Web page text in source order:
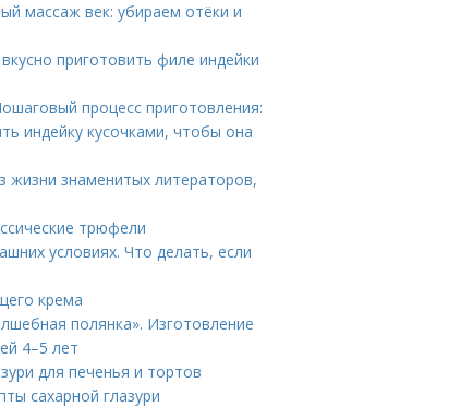
массаж век: убираем отёки и
приготовить филе индейки
процесс приготовления:
индейку кусочками, чтобы она
жизни знаменитых литераторов,
трюфели
условиях. Что делать, если
крема
полянка». Изготовление
4–5 лет
для печенья и тортов
сахарной глазури